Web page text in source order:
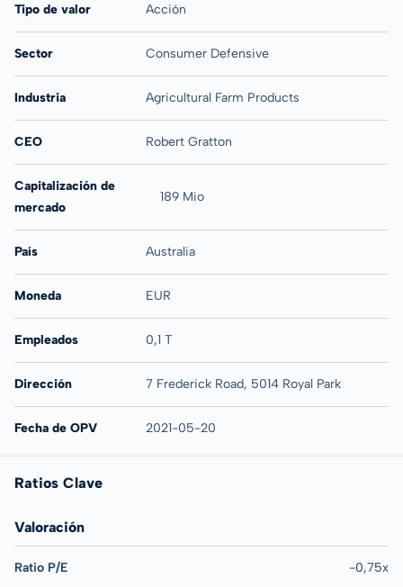
Tipo de valor Acción
Sector Consumer Defensive
Industria Agricultural Farm Products
CEO Robert Gratton
Capitalización de
mercado
189 Mio
País Australia
Moneda EUR
Empleados 0,1 T
Dirección 7 Frederick Road, 5014 Royal Park
Fecha de OPV 2021-05-20
Ratios Clave
Valoración
Ratio P/E -0,75x